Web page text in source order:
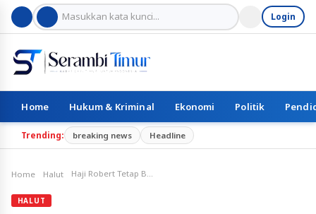
Login
Home Hukum & Kriminal Ekonomi Politik
Trending: breaking news Headline
Home Halut Haji Robert Tetap Berkomitmen Selesaikan Pembangunan Gereja Immanuel Tobelo
HALUT